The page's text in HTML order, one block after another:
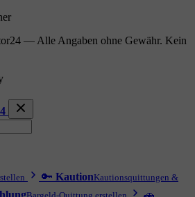
— Alle Angaben ohne Gewähr. Kein
🔑 KautionKautionsquittungen &
🚗